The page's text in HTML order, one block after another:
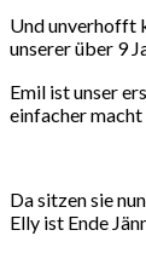
Und unverhofft
unserer über 9
Emil ist unser
einfacher macht
Da sitzen sie
Elly ist Ende